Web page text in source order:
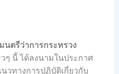
นตรีว่าการกระทรวง
วๆ นี้ ได้ลงนามในประกาศ
วทางการปฏิบัติเกี่ยวกับ